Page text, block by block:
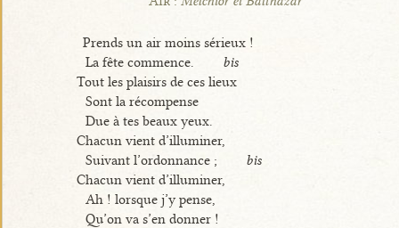
Prends un air moins sérieux !
La fête commence.
bis
Tout les plaisirs de ces lieux
Sont la récompense
Due à tes beaux yeux.
Chacun vient d’illuminer,
Suivant l’ordonnance ;
bis
Chacun vient d’illuminer,
Ah ! lorsque j’y pense,
Qu’on va s’en donner !